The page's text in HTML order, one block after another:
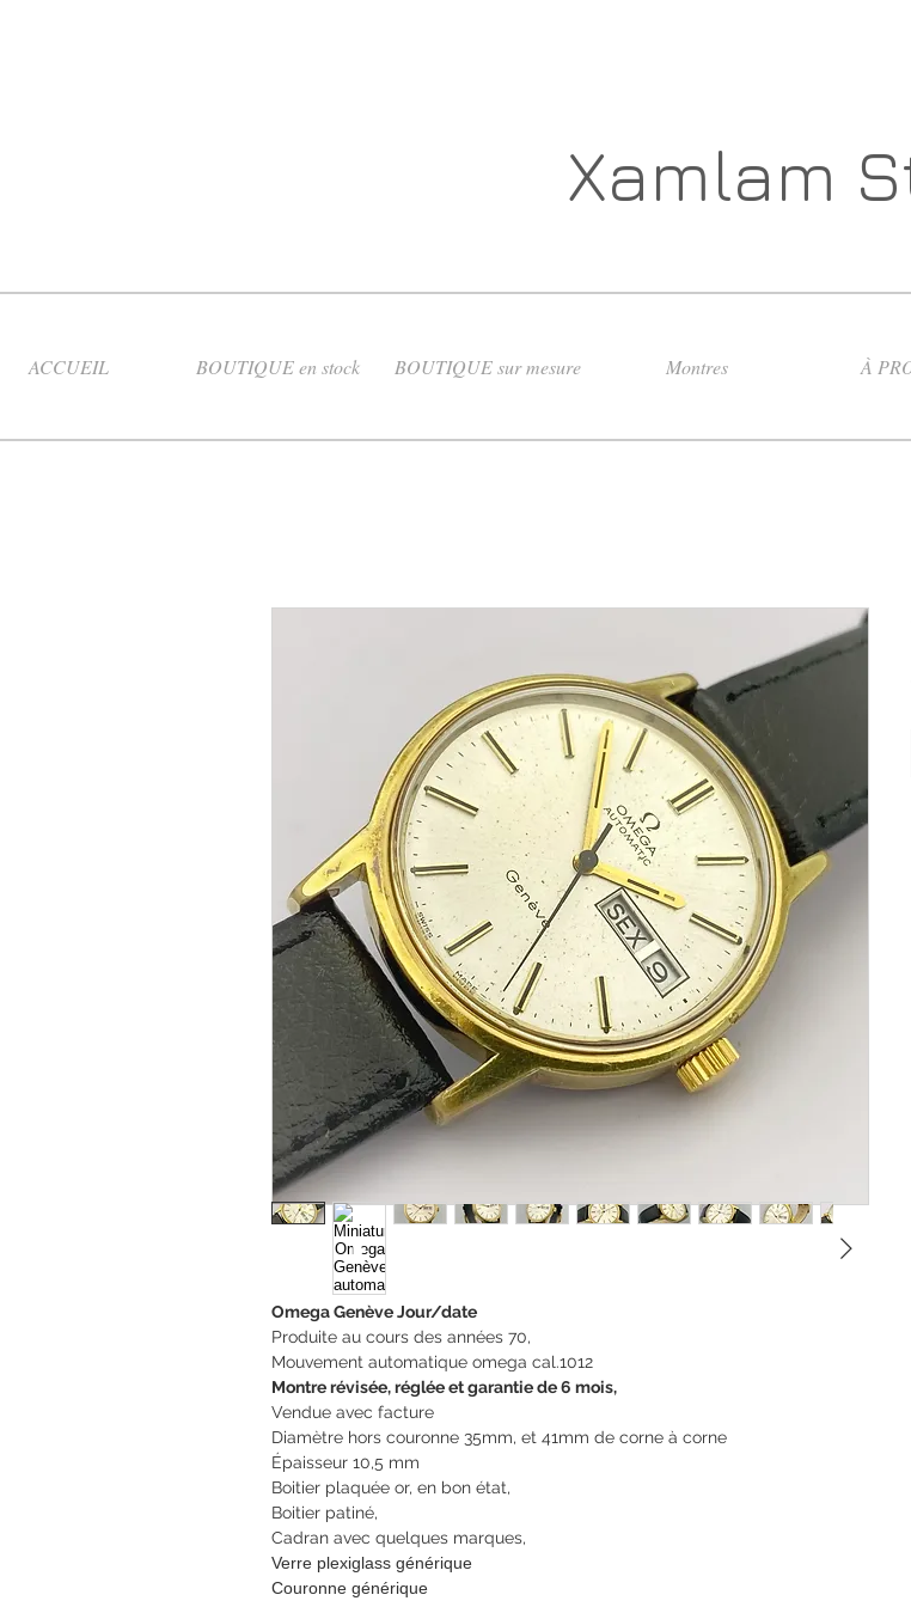
Xamlam
ACCUEIL BOUTIQUE en stock BOUTIQUE sur mesure Montres À
Omega Genève Jour/date
Produite au cours des années 70,
Mouvement automatique omega cal.1012
Montre révisée, réglée et garantie de 6 mois,
Vendue avec facture
Diamètre hors couronne 35mm, et 41mm de corne à corne
Épaisseur 10,5 mm
Boitier plaquée or, en bon état,
Boitier patiné,
Cadran avec quelques marques,
Verre plexiglass générique
Couronne générique